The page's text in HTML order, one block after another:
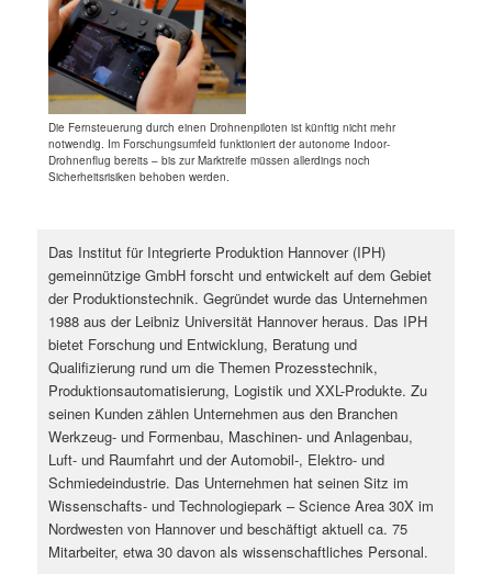
Die Fernsteuerung durch einen Drohnenpiloten ist künftig nicht mehr
notwendig. Im Forschungsumfeld funktioniert der autonome Indoor-
Drohnenflug bereits – bis zur Marktreife müssen allerdings noch
Sicherheitsrisiken behoben werden.
Das Institut für Integrierte Produktion Hannover (IPH)
gemeinnützige GmbH forscht und entwickelt auf dem Gebiet
der Produktionstechnik. Gegründet wurde das Unternehmen
1988 aus der Leibniz Universität Hannover heraus. Das IPH
bietet Forschung und Entwicklung, Beratung und
Qualifizierung rund um die Themen Prozesstechnik,
Produktionsautomatisierung, Logistik und XXL-Produkte. Zu
seinen Kunden zählen Unternehmen aus den Branchen
Werkzeug- und Formenbau, Maschinen- und Anlagenbau,
Luft- und Raumfahrt und der Automobil-, Elektro- und
Schmiedeindustrie. Das Unternehmen hat seinen Sitz im
Wissenschafts- und Technologiepark – Science Area 30X im
Nordwesten von Hannover und beschäftigt aktuell ca. 75
Mitarbeiter, etwa 30 davon als wissenschaftliches Personal.